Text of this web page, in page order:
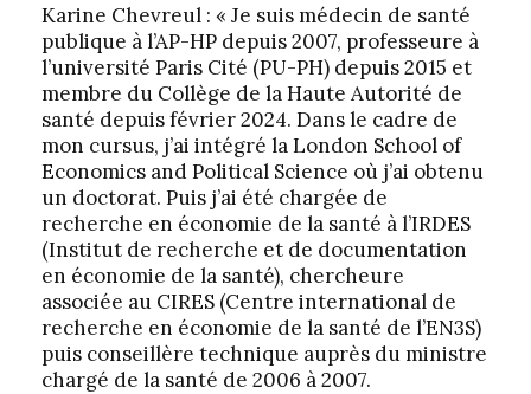
Karine Chevreul : « Je suis médecin de santé
publique à l’AP-HP depuis 2007, professeure à
l’université Paris Cité (PU-PH) depuis 2015 et
membre du Collège de la Haute Autorité de
santé depuis février 2024. Dans le cadre de
mon cursus, j’ai intégré la London School of
Economics and Political Science où j’ai obtenu
un doctorat. Puis j’ai été chargée de
recherche en économie de la santé à l’IRDES
(Institut de recherche et de documentation
en économie de la santé), chercheure
associée au CIRES (Centre international de
recherche en économie de la santé de l’EN3S)
puis conseillère technique auprès du ministre
chargé de la santé de 2006 à 2007.